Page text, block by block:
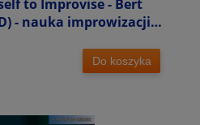
to Improvise - Bert
- nauka improwizacji
Do koszyka